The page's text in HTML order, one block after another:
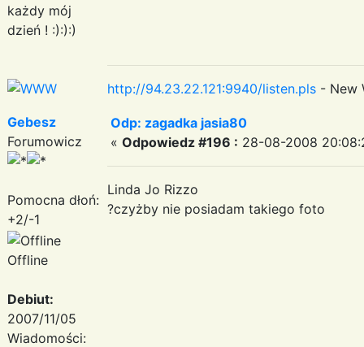
każdy mój
dzień ! :):):)
http://94.23.22.121:9940/listen.pls - New
Gebesz
Forumowicz
Pomocna dłoń:
+2/-1
Offline
Debiut:
2007/11/05
Wiadomości:
Odp: zagadka jasia80
« Odpowiedz #196 : 28-08-2008
Linda Jo Rizzo
?czyżby nie posiadam takiego foto